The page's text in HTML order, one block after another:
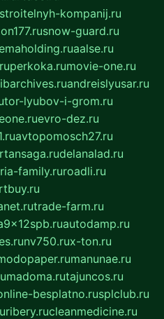
kompanij.ru
snow-guard.ru
aalse.ru
perkoka.rumovie-one.ru
andreislyusar.ru
tor-lyubov-i-grom.ru
evro-dez.ru
avtopomosch27.ru
delanalad.ru
family.ruroadli.ru
trade-farm.ru
autodamp.ru
nv750.rux-ton.ru
manunae.ru
madoma.rutajuncos.ru
besplatno.rusplclub.ru
ribery.rucleanmedicine.ru